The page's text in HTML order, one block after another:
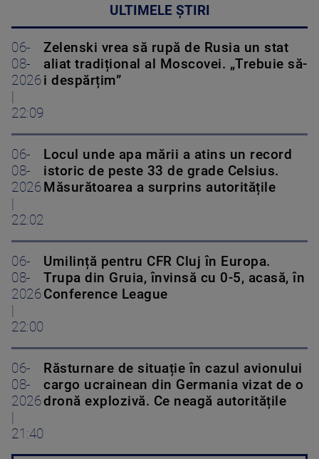
ULTIMELE ȘTIRI
06-
08-
2026
|
22:09
Zelenski vrea să rupă de Rusia un stat
aliat tradițional al Moscovei. „Trebuie să-
i despărțim”
06-
08-
2026
|
22:02
Locul unde apa mării a atins un record
istoric de peste 33 de grade Celsius.
Măsurătoarea a surprins autoritățile
06-
08-
2026
|
22:00
Umilință pentru CFR Cluj în Europa.
Trupa din Gruia, învinsă cu 0-5, acasă, în
Conference League
06-
08-
2026
|
21:40
Răsturnare de situație în cazul avionului
cargo ucrainean din Germania vizat de o
dronă explozivă. Ce neagă autoritățile